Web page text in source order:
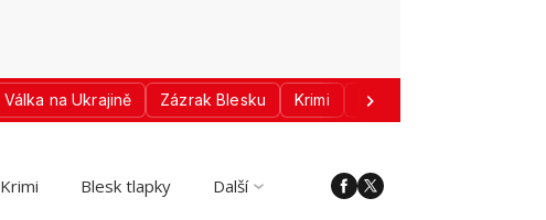
Válka na Ukrajině Zázrak Blesku Krimi Donald Trump
Krimi Blesk tlapky Další